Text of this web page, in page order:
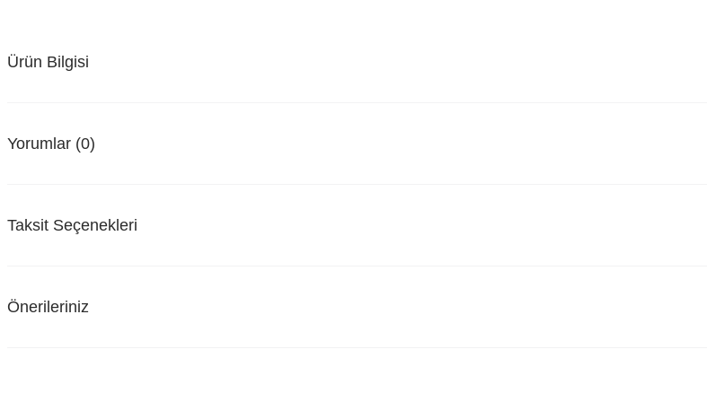
Ürün Bilgisi
Yorumlar (0)
Taksit Seçenekleri
Önerileriniz